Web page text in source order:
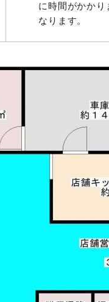
に時間がかか
なります。